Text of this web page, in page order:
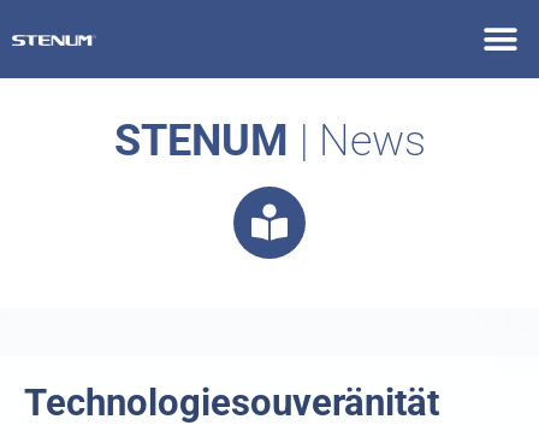
STENUM | News
Technologiesouveränität